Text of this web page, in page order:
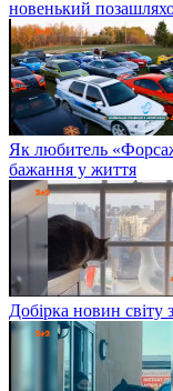
новенький
Як любитель
бажання у життя
Добірка новин світу